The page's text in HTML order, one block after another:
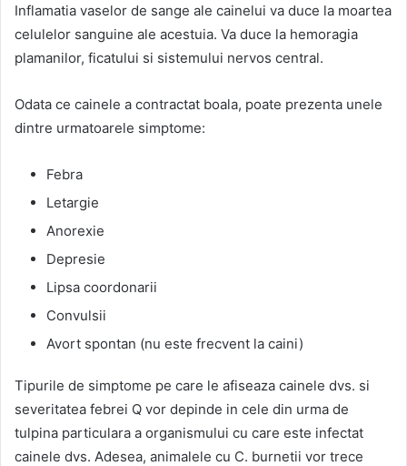
Inflamatia vaselor de sange ale cainelui va duce la moartea
celulelor sanguine ale acestuia. Va duce la hemoragia
plamanilor, ficatului si sistemului nervos central.
Odata ce cainele a contractat boala, poate prezenta unele
dintre urmatoarele simptome:
Febra
Letargie
Anorexie
Depresie
Lipsa coordonarii
Convulsii
Avort spontan (nu este frecvent la caini)
Tipurile de simptome pe care le afiseaza cainele dvs. si
severitatea febrei Q vor depinde in cele din urma de
tulpina particulara a organismului cu care este infectat
cainele dvs. Adesea, animalele cu C. burnetii vor trece